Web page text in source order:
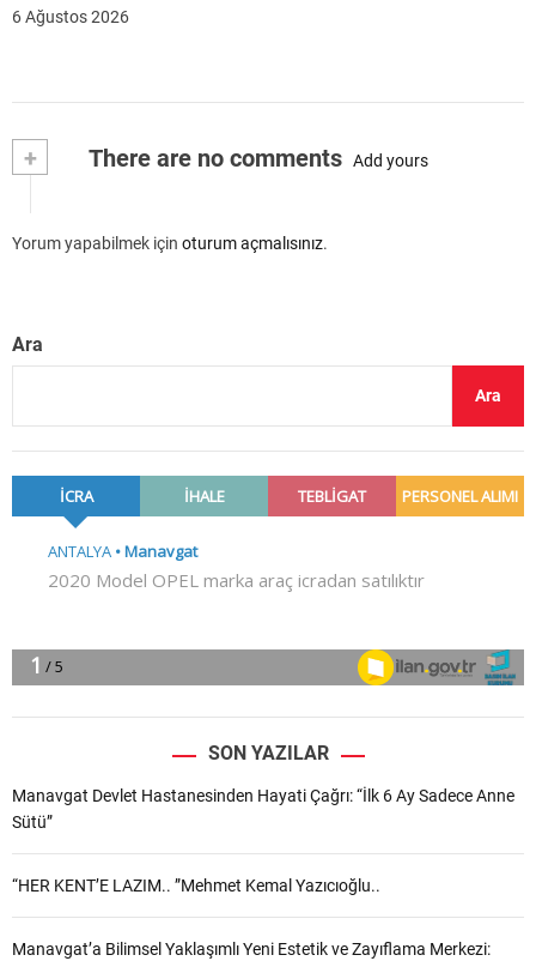
6 Ağustos 2026
+ There are no comments Add yours
Yorum yapabilmek için oturum açmalısınız.
Ara
Ara
SON YAZILAR
Manavgat Devlet Hastanesinden Hayati Çağrı: “İlk 6 Ay Sadece Anne
Sütü”
“HER KENT’E LAZIM.. ”Mehmet Kemal Yazıcıoğlu..
Manavgat’a Bilimsel Yaklaşımlı Yeni Estetik ve Zayıflama Merkezi: